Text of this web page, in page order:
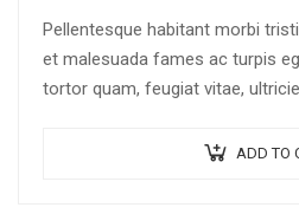
Pellentesque habitant morbi
et malesuada fames ac turpis
tortor quam, feugiat vitae,
ADD TO